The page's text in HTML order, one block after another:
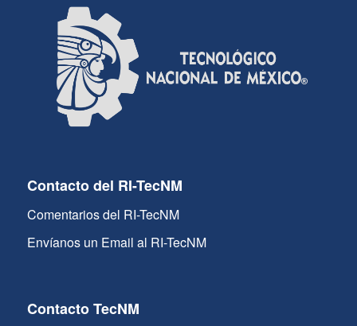
Contacto del RI-TecNM
Comentarios del RI-TecNM
Envíanos un Email al RI-TecNM
Contacto TecNM